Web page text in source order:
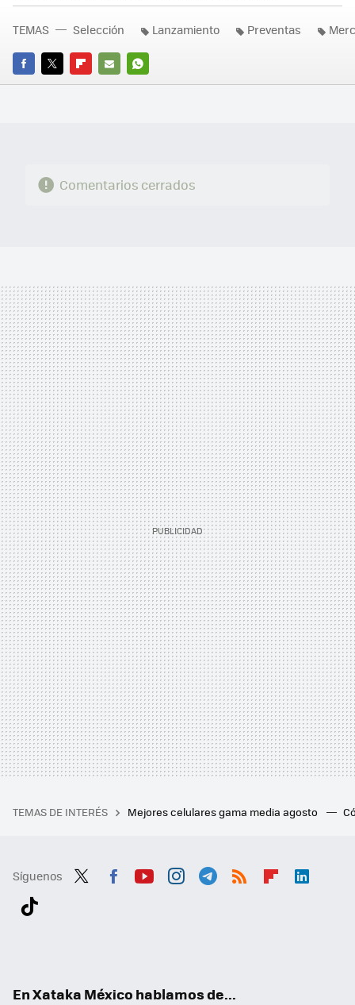
FACEBOOK
TWITTERFLIPBOARD
E-
WHATSAPP
TEMAS Selección Lanzamiento Preventas
Comentarios cerrados
TEMAS DE INTERÉS Mejores celulares gama media agosto
Síguenos
En Xataka México hablamos de...